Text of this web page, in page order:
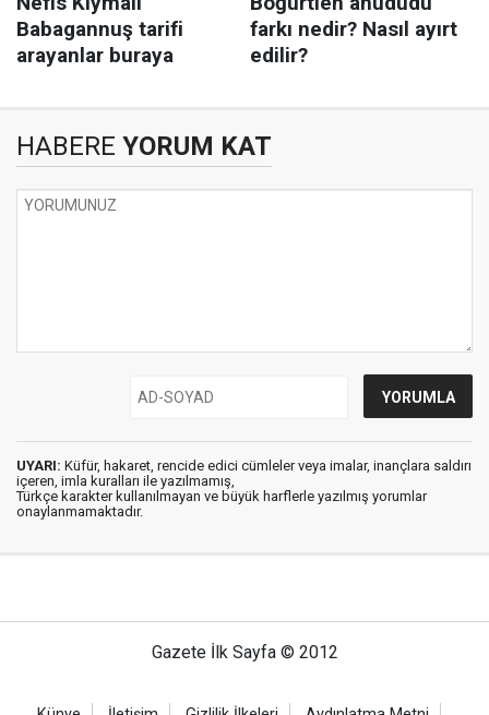
HABERE YORUM KAT
UYARI: Küfür, hakaret, rencide edici cümleler veya imalar, inançlara saldırı
içeren, imla kuralları ile yazılmamış,
Türkçe karakter kullanılmayan ve büyük harflerle yazılmış yorumlar
onaylanmamaktadır.
Gazete İlk Sayfa © 2012